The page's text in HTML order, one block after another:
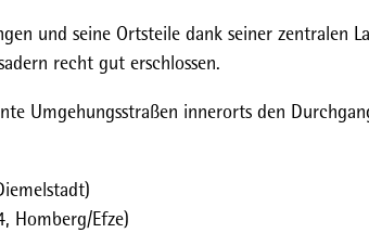
und seine Ortsteile dank seiner zentralen
recht gut erschlossen.
Umgehungsstraßen innerorts den
Homberg/Efze)